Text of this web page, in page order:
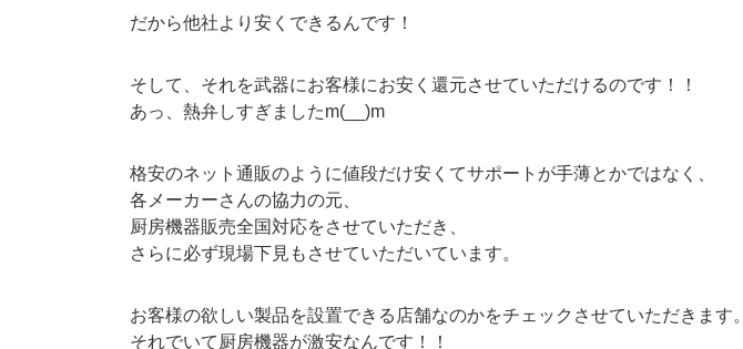
だから他社より安くできるんです！
そして、それを武器にお客様にお安く還元させていただけるのです！！
あっ、熱弁しすぎましたm(__)m
格安のネット通販のように値段だけ安くてサポートが手薄とかではなく、
各メーカーさんの協力の元、
厨房機器販売全国対応をさせていただき、
さらに必ず現場下見もさせていただいています。
お客様の欲しい製品を設置できる店舗なのかをチェックさせていただきます。
それでいて厨房機器が激安なんです！！